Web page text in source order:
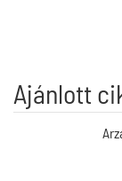
Ajánlott